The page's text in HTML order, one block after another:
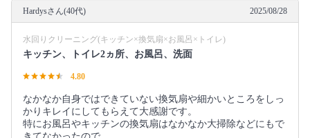
Hardysさん(40代) 2025/08/28
水回りクリーニング(キッチン×換気扇×お風呂×トイレ)
キッチン、トイレ2ヵ所、お風呂、洗面
4.80
なかなか自身ではできていない換気扇や細かいところをしっ
かりキレイにしてもらえて大感謝です。
特にお風呂やキッチンの換気扇はなかなか大掃除などにもで